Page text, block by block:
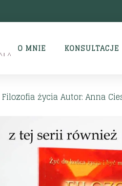
O MNIE KONSULTACJE
Filozofia życia Autor: Anna